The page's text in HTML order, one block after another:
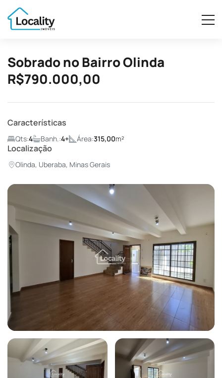
Sobrado no Bairro Olinda
R$790.000,00
Características
Qts:4 Banh.:4+ Área:315,00m²
Localização
Olinda, Uberaba, Minas Gerais
Todas as fotos